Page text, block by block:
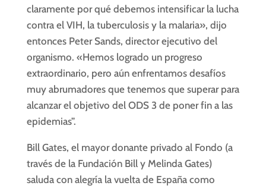
claramente por qué debemos intensificar la lucha
contra el VIH, la tuberculosis y la malaria», dijo
entonces Peter Sands, director ejecutivo del
organismo. «Hemos logrado un progreso
extraordinario, pero aún enfrentamos desafíos
muy abrumadores que tenemos que superar para
alcanzar el objetivo del ODS 3 de poner fin a las
epidemias”.
Bill Gates, el mayor donante privado al Fondo (a
través de la Fundación Bill y Melinda Gates)
saluda con alegría la vuelta de España como